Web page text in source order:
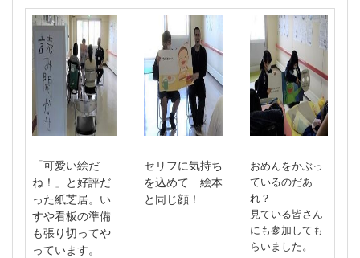
「可愛い絵だ
ね！」と好評だ
った紙芝居。い
すや看板の準備
も張り切ってや
っています。
セリフに気持ち
を込めて…絵本
と同じ顔！
おめんをかぶっ
ているのだあ
れ？
見ている皆さん
にも参加しても
らいました。